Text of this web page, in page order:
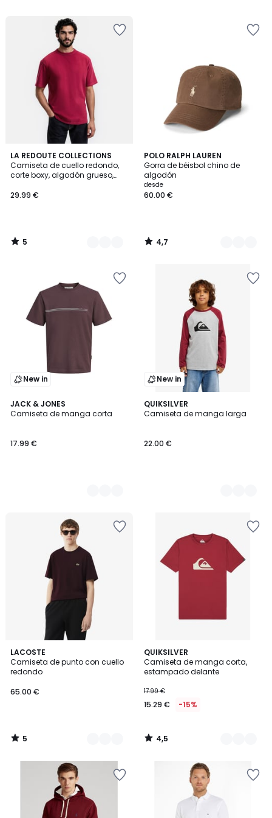
LA REDOUTE COLLECTIONS
Camiseta de cuello redondo,
corte boxy, algodón grueso,
29.99 €
5
/
5
2
Colores
5
/
POLO RALPH LAUREN
Gorra de béisbol chino de
algodón
desde
60.00 €
4,7
/ 5
8
Colores
4,7
/
New in
JACK & JONES
Camiseta de manga corta
17.99 €
3
Colores
New in
QUIKSILVER
Camiseta de manga larga
22.00 €
2
Colores
LACOSTE
Camiseta de punto con cuello
redondo
65.00 €
5
/
5
4
Colores
5
/
QUIKSILVER
Camiseta de manga corta,
estampado delante
17.99 €
15.29 € -15%
4,5
/ 5
3
Colores
4,5
/